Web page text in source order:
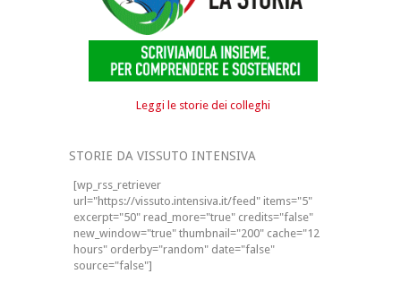
Leggi le storie dei colleghi
STORIE DA VISSUTO INTENSIVA
[wp_rss_retriever
url="https://vissuto.intensiva.it/feed" items="5"
excerpt="50" read_more="true" credits="false"
new_window="true" thumbnail="200" cache="12
hours" orderby="random" date="false"
source="false"]